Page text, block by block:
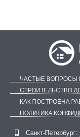
ЧАСТЫЕ ВОПРОСЫ
СТРОИТЕЛЬСТВО
КАК ПОСТРОЕНА
ПОЛИТИКА
Санкт-Петербург: